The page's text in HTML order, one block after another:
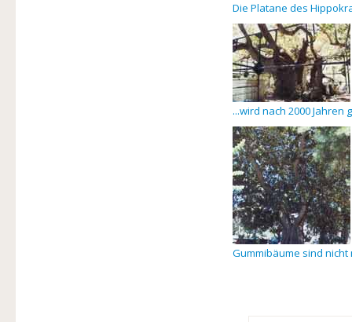
Die Platane des
...wird nach 2000 Jahren
Gummibäume sind